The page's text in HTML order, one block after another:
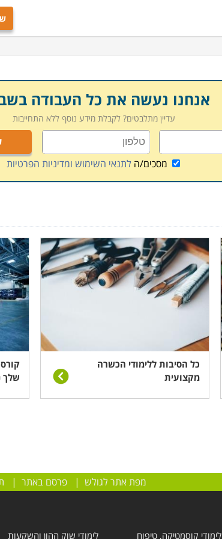
אנחנו נעשה את כל העבודה
עדיין מתלבטים? לקבלת מידע נוסף ללא התחייבות
מסכים/הלתנאי השימוש ומדיניות הפרטיות
כל הסיבות ללימודי הכשרה
מקצועית
שלך
מפת אתר לגולש |פרסם באתר |
לימודי קוסמטיקה, טיפוח לימודי שוק ההון והשקעות